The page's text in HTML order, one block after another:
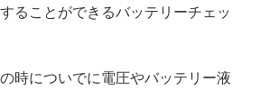
ることができるバッテリーチェッ
時についでに電圧やバッテリー液